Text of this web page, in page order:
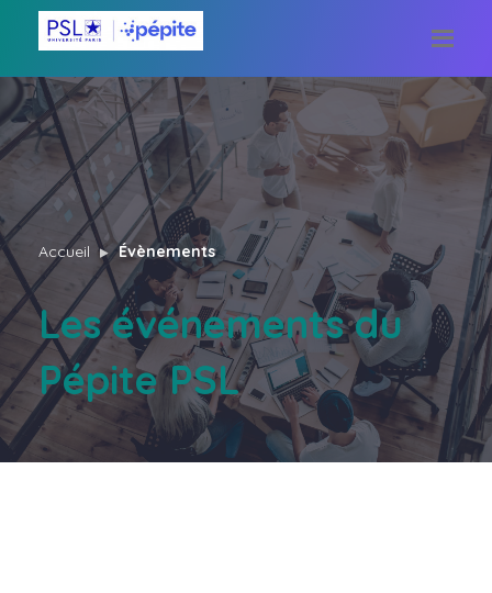
Accueil Évènements
Les événements du
Pépite PSL